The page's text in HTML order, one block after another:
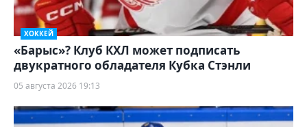
ХОККЕЙ
«Барыс»? Клуб КХЛ может подписать
двукратного обладателя Кубка Стэнли
05 августа 2026 19:13